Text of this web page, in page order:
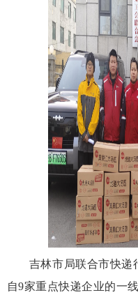
吉林市局联合市快递
自9家重点快递企业的一